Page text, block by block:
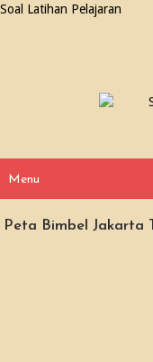
Soal Latihan Pelajaran
Peta Bimbel Jakarta